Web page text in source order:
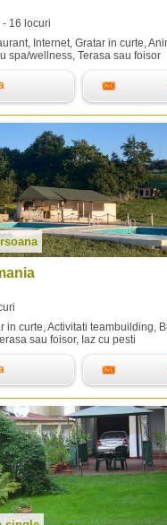
16 locuri
Internet, Gratar in curte,
spa/wellness, Terasa sau foisor
in curte, Activitati teambuilding,
sau foisor, Iaz cu pesti